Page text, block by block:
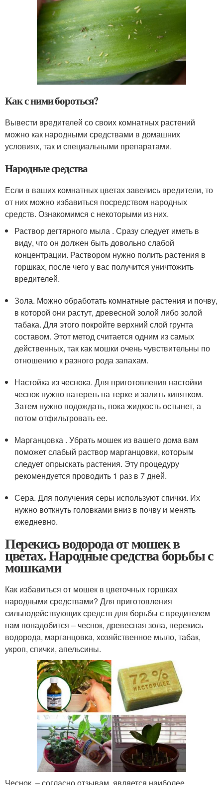
Как с ними бороться?
Вывести вредителей со своих комнатных растений
можно как народными средствами в домашних
условиях, так и специальными препаратами.
Народные средства
Если в ваших комнатных цветах завелись вредители, то
от них можно избавиться посредством народных
средств. Ознакомимся с некоторыми из них.
Раствор дегтярного мыла . Сразу следует иметь в
виду, что он должен быть довольно слабой
концентрации. Раствором нужно полить растения в
горшках, после чего у вас получится уничтожить
вредителей.
Зола. Можно обработать комнатные растения и почву,
в которой они растут, древесной золой либо золой
табака. Для этого покройте верхний слой грунта
составом. Этот метод считается одним из самых
действенных, так как мошки очень чувствительны по
отношению к разного рода запахам.
Настойка из чеснока. Для приготовления настойки
чеснок нужно натереть на терке и залить кипятком.
Затем нужно подождать, пока жидкость остынет, а
потом отфильтровать ее.
Марганцовка . Убрать мошек из вашего дома вам
поможет слабый раствор марганцовки, которым
следует опрыскать растения. Эту процедуру
рекомендуется проводить 1 раз в 7 дней.
Сера. Для получения серы используют спички. Их
нужно воткнуть головками вниз в почву и менять
ежедневно.
Перекись водорода от мошек в
цветах. Народные средства борьбы с
мошками
Как избавиться от мошек в цветочных горшках
народными средствами? Для приготовления
сильнодействующих средств для борьбы с вредителем
нам понадобится – чеснок, древесная зола, перекись
водорода, марганцовка, хозяйственное мыло, табак,
укроп, спички, апельсины.
Чеснок – согласно отзывам, является наиболее